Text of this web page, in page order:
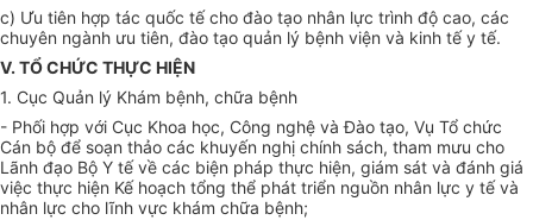
c) Ưu tiên hợp tác quốc tế cho đào tạo nhân lực trình độ cao, các
chuyên ngành ưu tiên, đào tạo quản lý bệnh viện và kinh tế y tế.
V. TỔ CHỨC THỰC HIỆN
1. Cục Quản lý Khám bệnh, chữa bệnh
- Phối hợp với Cục Khoa học, Công nghệ và Đào tạo, Vụ Tổ chức
Cán bộ để soạn thảo các khuyến nghị chính sách, tham mưu cho
Lãnh đạo Bộ Y tế về các biện pháp thực hiện, giám sát và đánh giá
việc thực hiện Kế hoạch tổng thể phát triển nguồn nhân lực y tế và
nhân lực cho lĩnh vực khám chữa bệnh;